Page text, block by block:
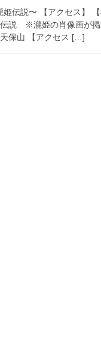
伝説〜 【アクセス】 【
説 ※瀧姫の肖像画が掲
保山 【アクセス […]